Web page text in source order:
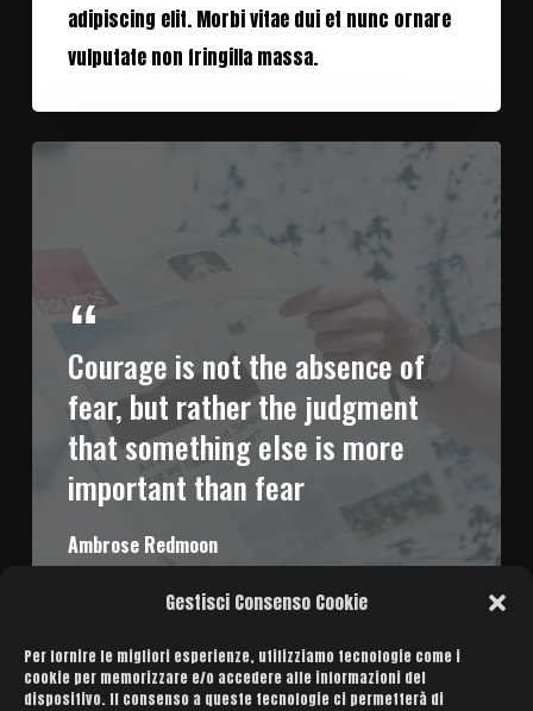
Gestisci Consenso Cookie
Per fornire le migliori esperienze, utilizziamo tecnologie come i
cookie per memorizzare e/o accedere alle informazioni del
dispositivo. Il consenso a queste tecnologie ci permetterà di
adipiscing elit. Morbi vitae dui et nunc ornare
vulputate non fringilla massa.
Courage is not the absence of
fear, but rather the judgment
that something else is more
important than fear
Ambrose Redmoon